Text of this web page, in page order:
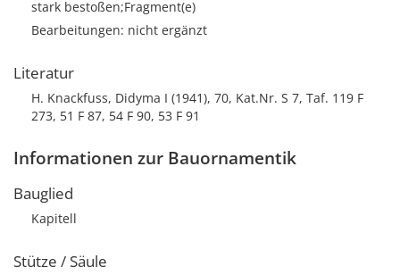
stark bestoßen;Fragment(e)
Bearbeitungen: nicht ergänzt
Literatur
H. Knackfuss, Didyma I (1941), 70, Kat.Nr. S 7, Taf. 119 F
273, 51 F 87, 54 F 90, 53 F 91
Informationen zur Bauornamentik
Bauglied
Kapitell
Stütze / Säule